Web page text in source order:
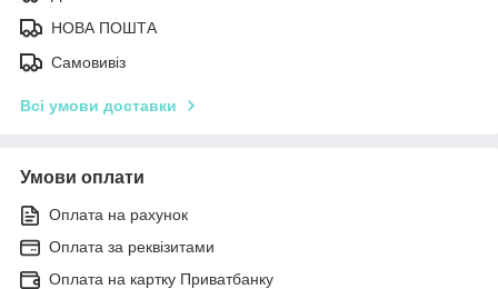
НОВА ПОШТА
Самовивіз
Всі умови доставки
Умови оплати
Оплата на рахунок
Оплата за реквізитами
Оплата на картку Приватбанку